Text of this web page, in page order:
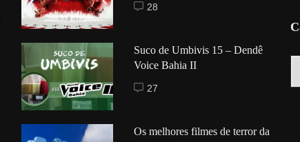
28
Suco de Umbivis 15 – Dendê
Voice Bahia II
27
Os melhores filmes de terror da